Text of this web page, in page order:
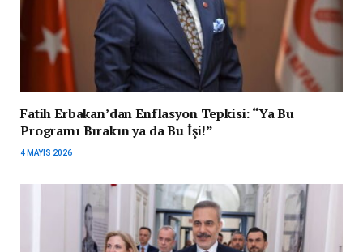
Fatih Erbakan’dan Enflasyon Tepkisi: “Ya Bu
Programı Bırakın ya da Bu İşi!”
4 MAYIS 2026